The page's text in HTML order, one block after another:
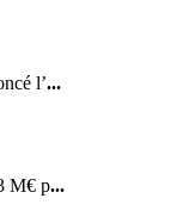
l’...
M€ p...